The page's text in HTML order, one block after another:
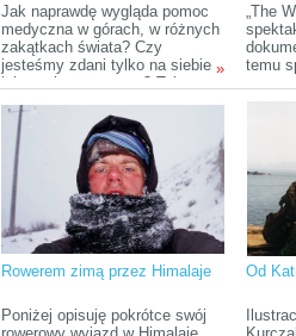
Jak naprawdę wygląda pomoc
medyczna w górach, w różnych
zakątkach świata? Czy
jesteśmy zdani tylko na siebie
lub swojego partnera? Tekst
wypadków w górach, których
byłam świadkiem, opisujący
skutki choroby wysokościowej,
odwodnienia, wychłodzenia,
etc.
»
„The
temu
teorii
Rowerem zimą przez Himalaje
Poniżej opisuję pokrótce swój
Od